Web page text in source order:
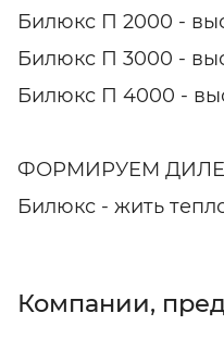
Билюкс П 2000 -
Билюкс П 3000 -
Билюкс П 4000 -
ФОРМИРУЕМ
Билюкс - жить
Компании,